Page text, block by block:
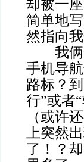
却被一
简单地
然指向
我俩你
手机导
路标？
行”或者
（或许
上突然
了！？